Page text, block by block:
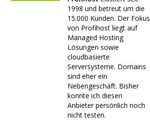
1998 und betreut um die
15.000 Kunden. Der Fokus
von Profihost liegt auf
Managed Hosting
Lösungen sowie
cloudbasierte
Serversysteme. Domains
sind eher ein
Nebengeschäft. Bisher
konnte ich diesen
Anbieter persönlich noch
nicht testen.